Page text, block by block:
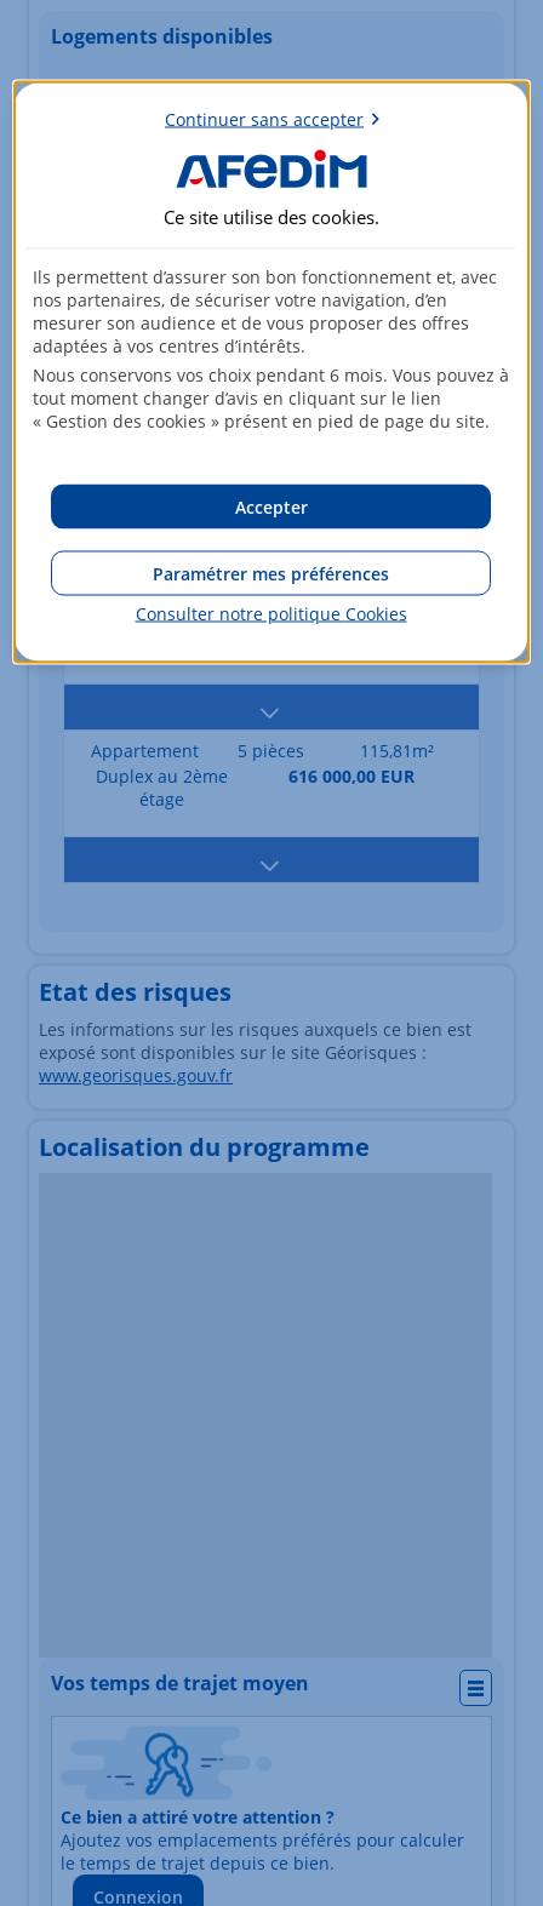
Logements disponibles
Etage
Prix
Appartement 4 pièces
84,67m²
Rez-de-jardin
488 000,00 EUR
Appartement 4 pièces
94,2m²
2ème étage
506 000,00 EUR
Appartement 5 pièces
114,29m²
Duplex au 2ème
585 000,00 EUR
Appartement 5 pièces
115,81m²
Duplex au 2ème
étage
616 000,00 EUR
Etat des risques
Les informations sur les risques auxquels ce bien est
exposé sont disponibles sur le site Géorisques :
www.georisques.gouv.fr
Localisation du programme
Vos temps de trajet moyen
Nature du lieu
Adresse
Durée du trajet en voiture
Durée du trajet en
Ce bien a attiré votre attention ?
Ajoutez vos emplacements préférés pour calculer
le temps de trajet depuis ce bien.
Connexion
Continuer sans accepter
Ce site utilise des cookies.
Ils permettent d’assurer son bon fonctionnement et, avec
nos partenaires, de sécuriser votre navigation, d’en
mesurer son audience et de vous proposer des offres
adaptées à vos centres d’intérêts.
Nous conservons vos choix pendant 6 mois. Vous pouvez à
tout moment changer d’avis en cliquant sur le lien
« Gestion des cookies » présent en pied de page du site.
Accepter
Paramétrer mes préférences
Consulter notre politique Cookies